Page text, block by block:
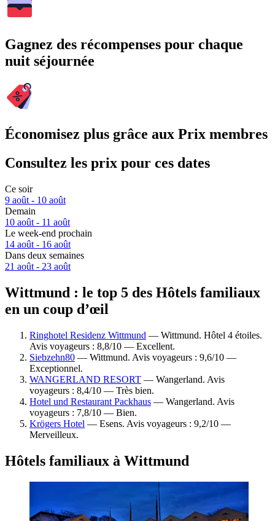
Gagnez des récompenses pour chaque
nuit séjournée
Économisez plus grâce aux Prix membres
Consultez les prix pour ces dates
Ce soir
9 août - 10 août
Demain
10 août - 11 août
Le week-end prochain
14 août - 16 août
Dans deux semaines
21 août - 23 août
Wittmund : le top 5 des Hôtels familiaux
en un coup d’œil
Ringhotel Residenz Wittmund — Wittmund. Hôtel 4 étoiles.
Avis voyageurs : 8,8/10 — Excellent.
Siebzehn80 — Wittmund. Avis voyageurs : 9,6/10 —
Exceptionnel.
WANGERLAND RESORT — Wangerland. Avis
voyageurs : 8,4/10 — Très bien.
Hotel und Restaurant Packhaus — Wangerland. Avis
voyageurs : 7,8/10 — Bien.
Krögers Hotel — Esens. Avis voyageurs : 9,2/10 —
Merveilleux.
Hôtels familiaux à Wittmund